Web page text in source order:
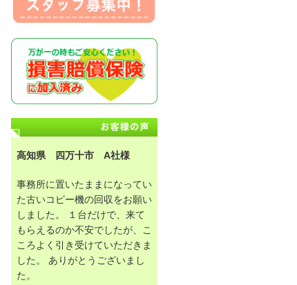
高知県 四万十市 A社様
事務所に置いたままになってい
た古いコピー機の回収をお願い
しました。 １台だけで、来て
もらえるのか不安でしたが、こ
ころよく引き受けていただきま
した。 ありがとうございまし
た。